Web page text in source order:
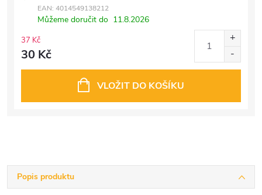
EAN: 4014549138212
Můžeme doručit do 11.8.2026
37 Kč
30 Kč
VLOŽIT DO KOŠÍKU
Popis produktu